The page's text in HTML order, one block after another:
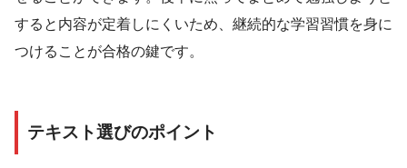
すると内容が定着しにくいため、継続的な学習習慣を身に
つけることが合格の鍵です。
テキスト選びのポイント